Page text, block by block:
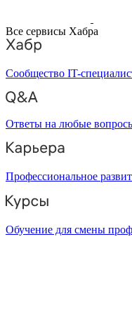
Все сервисы Хабра
Сообщество IT-
Ответы на любые
Профессиональное
Обучение для смены